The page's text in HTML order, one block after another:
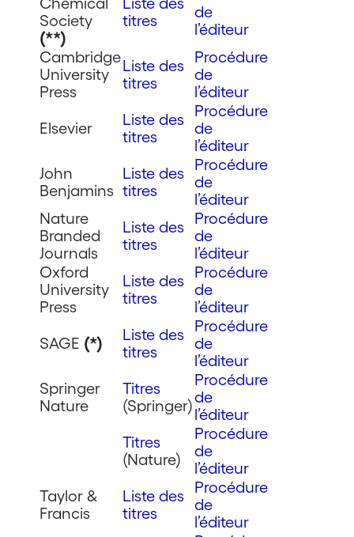
Society
(**)
titres
de
l’éditeur
Cambridge
University
Press
Liste des
titres
Procédure
de
l’éditeur
Elsevier
Liste des
titres
Procédure
de
l’éditeur
John
Benjamins
Liste des
titres
Procédure
de
l’éditeur
Nature
Branded
Journals
Liste des
titres
Procédure
de
l’éditeur
Oxford
University
Press
Liste des
titres
Procédure
de
l’éditeur
SAGE (*)
Liste des
titres
Procédure
de
l’éditeur
Springer
Nature
Titres
(Springer)
Procédure
de
l’éditeur
Titres
(Nature)
Procédure
de
l’éditeur
Taylor &
Francis
Liste des
titres
Procédure
de
l’éditeur